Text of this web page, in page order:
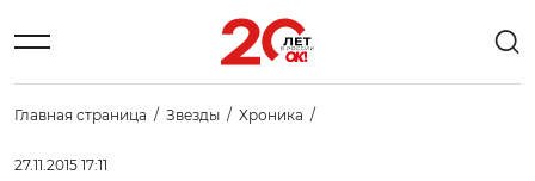
Главная страница Звезды Хроника
27.11.2015 17:11